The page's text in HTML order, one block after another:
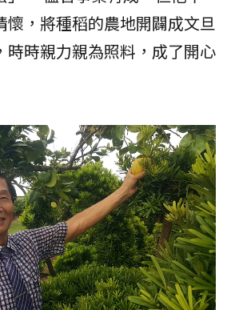
懷，將種稻的農地開闢成文旦
時時親力親為照料，成了開心